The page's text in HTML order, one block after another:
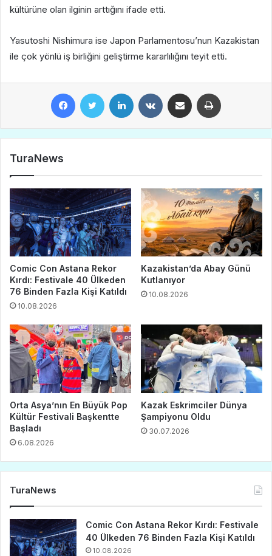
kültürüne olan ilginin arttığını ifade etti.
Yasutoshi Nishimura ise Japon Parlamentosu’nun Kazakistan
ile çok yönlü iş birliğini geliştirme kararlılığını teyit etti.
TuraNews
Comic Con Astana Rekor
Kırdı: Festivale 40 Ülkeden
76 Binden Fazla Kişi Katıldı
10.08.2026
Kazakistan’da Abay Günü
Kutlanıyor
10.08.2026
Orta Asya’nın En Büyük Pop
Kültür Festivali Başkentte
Başladı
6.08.2026
Kazak Eskrimciler Dünya
Şampiyonu Oldu
30.07.2026
TuraNews
Comic Con Astana Rekor Kırdı: Festivale
40 Ülkeden 76 Binden Fazla Kişi Katıldı
10.08.2026